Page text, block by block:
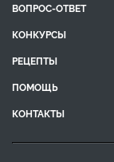
ВОПРОС-ОТВЕТ
КОНКУРСЫ
РЕЦЕПТЫ
ПОМОЩЬ
КОНТАКТЫ